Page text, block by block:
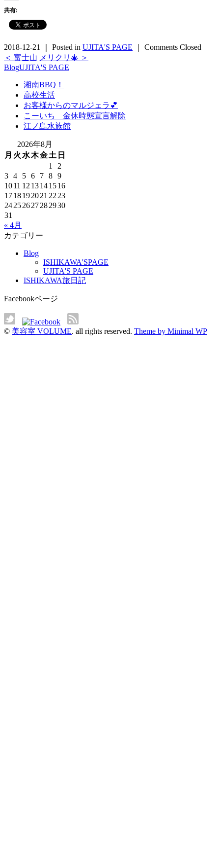
共有:
2018-12-21 ｜ Posted in UJITA'S PAGE
Comments Closed
＜ 富士山 メリクリ🎄 ＞
BlogUJITA'S PAGE
湘南BBQ！
高校生活
お客様からのマルジェラ💕
こーいち 金休時態宣言解除
江ノ島水族館
2026年8月
月 火 水木金土 日
1
2
3 4 5 6 7 8 9
1011 12 13141516
1718192021 22 23
24252627282930
31
« 4月
カテゴリー
Blog
ISHIKAWA'SPAGE
UJITA'S PAGE
ISHIKAWA旅日記
Facebookページ
© 美容室 VOLUME. all rights reserved. Theme by Minimal WP